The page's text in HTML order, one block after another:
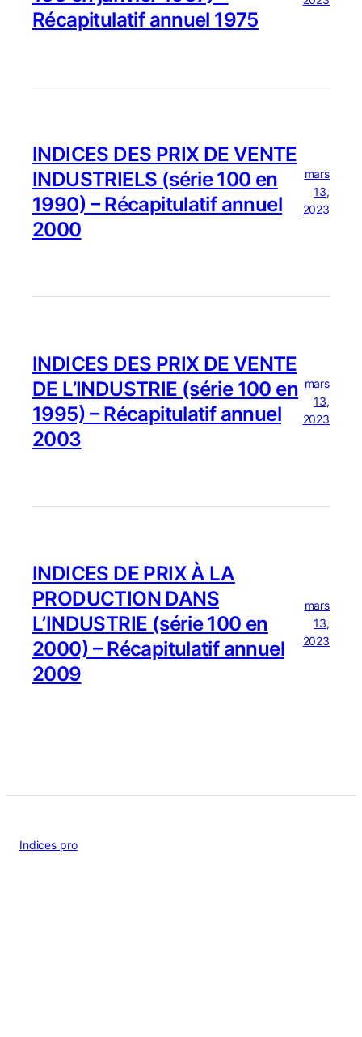
Récapitulatif annuel 1975
INDICES DES PRIX DE VENTE
INDUSTRIELS (série 100 en
1990) – Récapitulatif annuel
2000
mars
13,
2023
INDICES DES PRIX DE VENTE
DE L’INDUSTRIE (série 100 en
1995) – Récapitulatif annuel
2003
mars
13,
2023
INDICES DE PRIX À LA
PRODUCTION DANS
L’INDUSTRIE (série 100 en
2000) – Récapitulatif annuel
2009
mars
13,
2023
Indices pro